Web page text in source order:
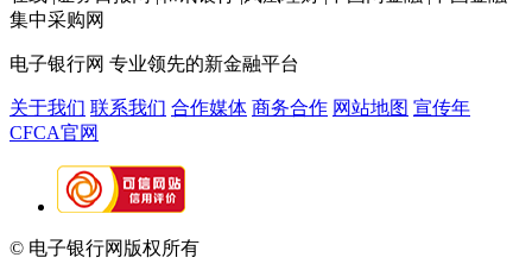
集中采购网
电子银行网 专业领先的新金融平台
关于我们 联系我们 合作媒体 商务合作 网站地图 宣传年
CFCA官网
© 电子银行网版权所有